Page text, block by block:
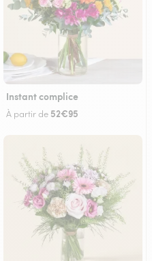
Instant complice
À partir de 52€95